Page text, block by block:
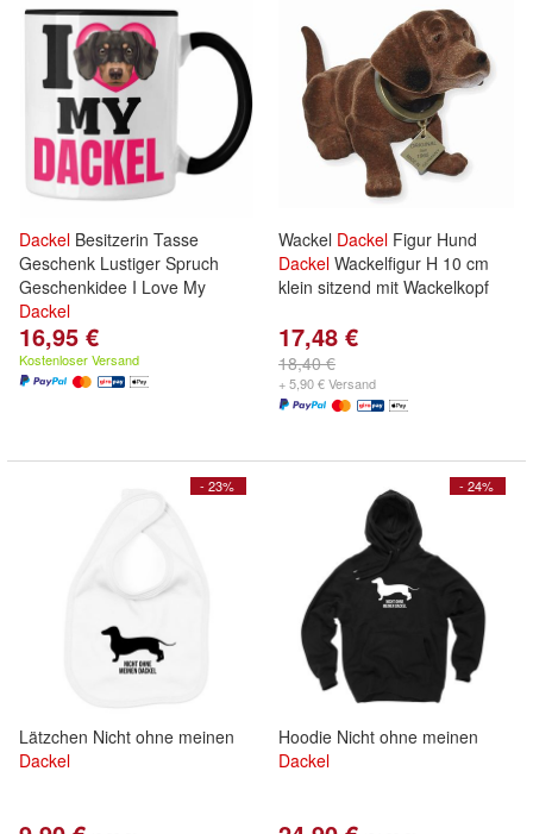
Dackel Besitzerin Tasse
Geschenk Lustiger Spruch
Geschenkidee I Love My
Dackel
16,95 €
Kostenloser Versand
Wackel Dackel Figur Hund
Dackel Wackelfigur H 10 cm
klein sitzend mit Wackelkopf
17,48 €
18,40 €
+ 5,90 € Versand
- 23%
Lätzchen Nicht ohne meinen
Dackel
- 24%
Hoodie Nicht ohne meinen
Dackel